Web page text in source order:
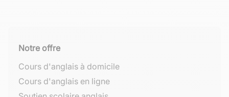
Notre offre
Cours d'anglais à domicile
Cours d'anglais en ligne